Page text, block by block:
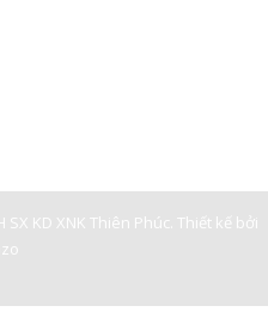
KD XNK Thiên Phúc. Thiết kế bởi